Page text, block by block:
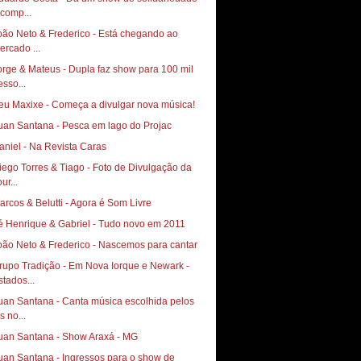
Neto & Frederico - Está chegando ao
...
& Mateus - Dupla faz show para 100 mil
Maxixe - Começa a divulgar nova música!
Santana - Pesca em lago do Projac
- Na Revista Caras
Torres & Tiago‏ - Foto de Divulgação da
& Belutti - Agora é Som Livre
Henrique & Gabriel - Tudo novo em 2011
Neto & Frederico - Nascemos para cantar
Tradição - Em Nova Iorque e Newark -
Santana - Canta música escolhida pelos
no...
Santana - Show Araxá - MG
Santana - Ingressos para o show de